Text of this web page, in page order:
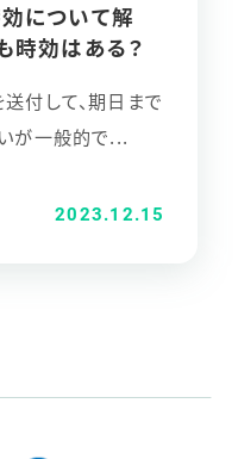
について解
時効はある？
付して、期日まで
が一般的で...
2023.12.15